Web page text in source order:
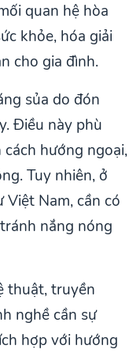
quan hệ hòa
khỏe, hóa giải
cho gia đình.
sủa do đón
Điều này phù
hướng ngoại,
Tuy nhiên, ở
Nam, cần có
nắng nóng
thuật, truyền
nghề cần sự
hợp với hướng